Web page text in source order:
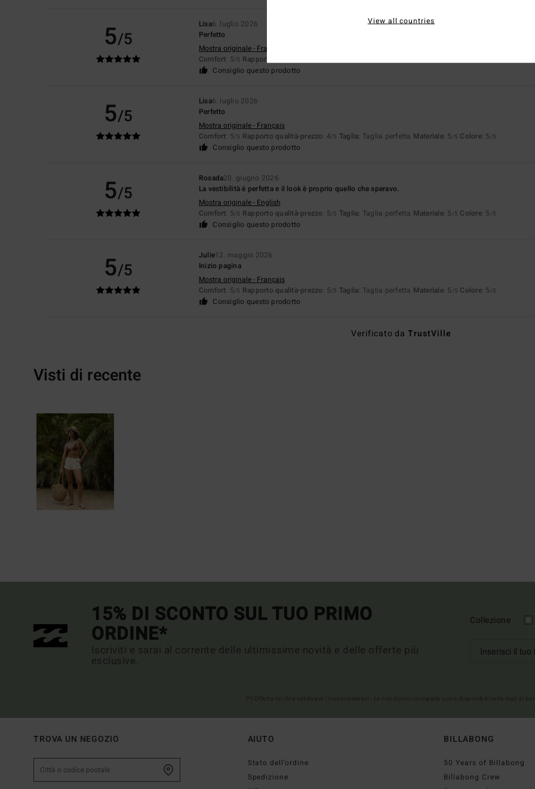
5/5
Lisa6. luglio 2026
Perfetto
Mostra originale - Français
Comfort: 5/5 Rapporto qualità-prezzo
Consiglio questo prodotto
5/5
Lisa6. luglio 2026
Perfetto
Mostra originale - Français
Comfort: 5/5 Rapporto qualità-prezzo: 4/5 Taglia: Taglia perfetta Materiale: 5 /5 Colore: 5 /5
Consiglio questo prodotto
5/5
Rosada20. giugno 2026
La vestibilità è perfetta e il look è proprio quello che speravo.
Mostra originale - English
Comfort: 5/5 Rapporto qualità-prezzo: 5/5 Taglia: Taglia perfetta Materiale: 5 /5 Colore: 5 /5
Consiglio questo prodotto
5/5
Julie12. maggio 2026
Inizio pagina
Mostra originale - Français
Comfort: 5/5 Rapporto qualità-prezzo: 5/5 Taglia: Taglia perfetta Materiale: 5 /5 Colore: 5 /5
Consiglio questo prodotto
Verificato daTrustVille
Visti di recente
15% DI SCONTO SUL TUO PRIMO
ORDINE*
Iscriviti e sarai al corrente delle ultimissime novità e delle offerte più
esclusive.
Collezione
TROVA UN NEGOZIO AIUTO
Stato dell’ordine
Spedizione
BILLABONG
50 Years of Billabong
Billabong Crew
View all countries